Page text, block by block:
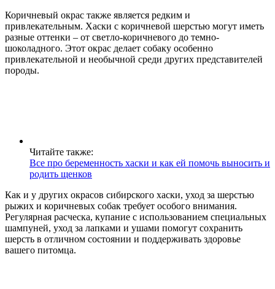
Коричневый окрас также является редким и
привлекательным. Хаски с коричневой шерстью могут иметь
разные оттенки – от светло-коричневого до темно-
шоколадного. Этот окрас делает собаку особенно
привлекательной и необычной среди других представителей
породы.
Читайте также:
Все про беременность хаски и как ей помочь выносить и
родить щенков
Как и у других окрасов сибирского хаски, уход за шерстью
рыжих и коричневых собак требует особого внимания.
Регулярная расческа, купание с использованием специальных
шампуней, уход за лапками и ушами помогут сохранить
шерсть в отличном состоянии и поддерживать здоровье
вашего питомца.